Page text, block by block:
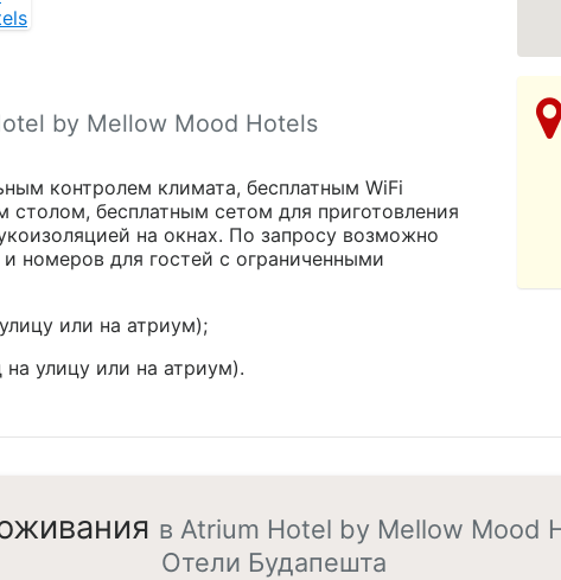
by Mellow Mood Hotels
контролем климата, бесплатным WiFi
бесплатным сетом для приготовления
на окнах. По запросу возможно
номеров для гостей с ограниченными
или на атриум);
на улицу или на атриум).
в Atrium Hotel by Mellow Mood
Отели Будапешта